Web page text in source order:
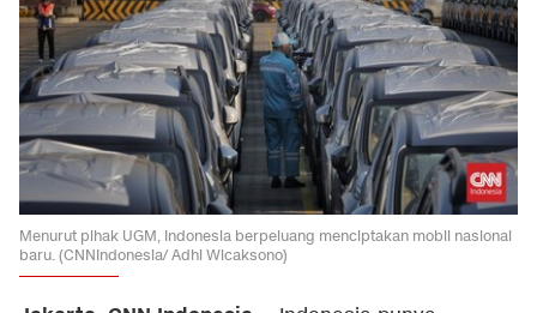
Menurut pihak UGM, Indonesia berpeluang menciptakan mobil nasional
baru. (CNNIndonesia/ Adhi Wicaksono)